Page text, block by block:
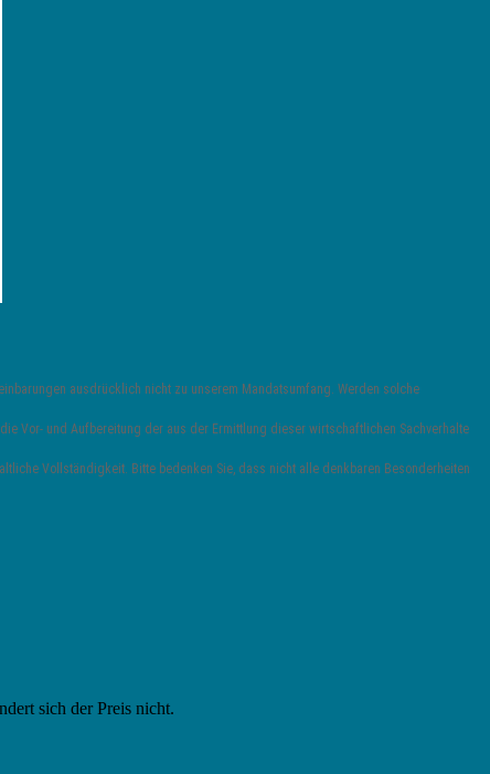
ausdrücklich nicht zu unserem Mandatsumfang. Werden solche
Vor- und Aufbereitung der aus der Ermittlung dieser wirtschaftlichen Sachverhalte
Vollständigkeit. Bitte bedenken Sie, dass nicht alle denkbaren Besonderheiten
sich der Preis nicht.